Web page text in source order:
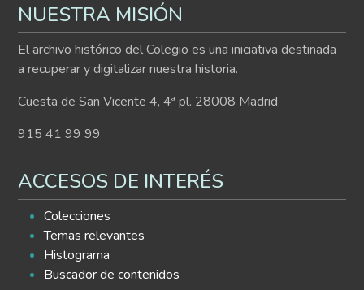
NUESTRA MISIÓN
El archivo histórico del Colegio es una iniciativa destinada
a recuperar y digitalizar nuestra historia.
Cuesta de San Vicente 4, 4ª pl. 28008 Madrid
915 41 99 99
ACCESOS DE INTERÉS
Colecciones
Temas relevantes
Histograma
Buscador de contenidos